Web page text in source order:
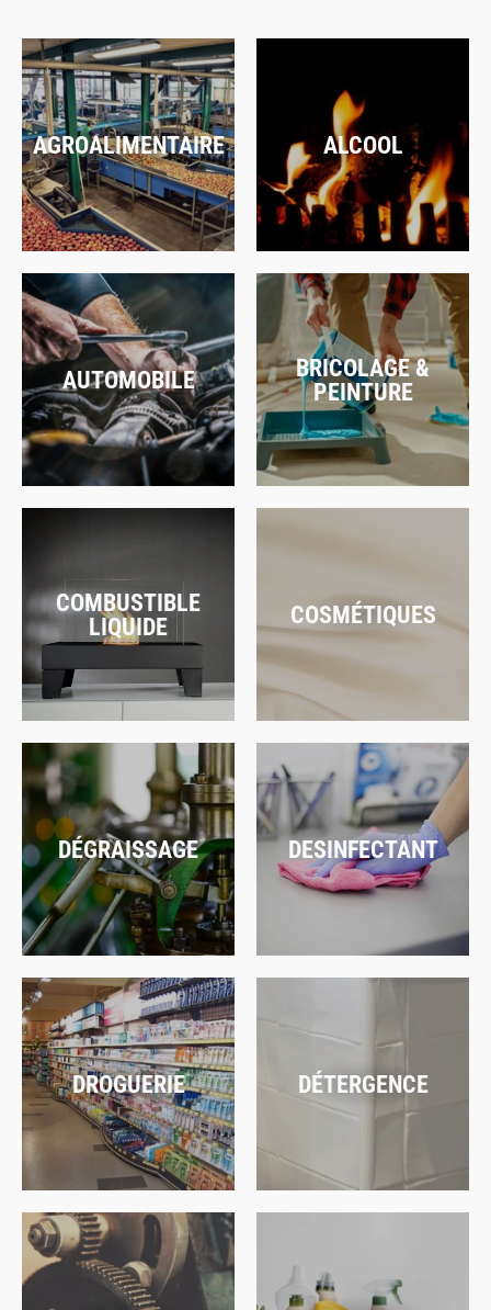
AGROALIMENTAIRE ALCOOL
AUTOMOBILE
BRICOLAGE &
PEINTURE
COMBUSTIBLE
LIQUIDE
COSMÉTIQUES
DÉGRAISSAGE DESINFECTANT
DROGUERIE DÉTERGENCE